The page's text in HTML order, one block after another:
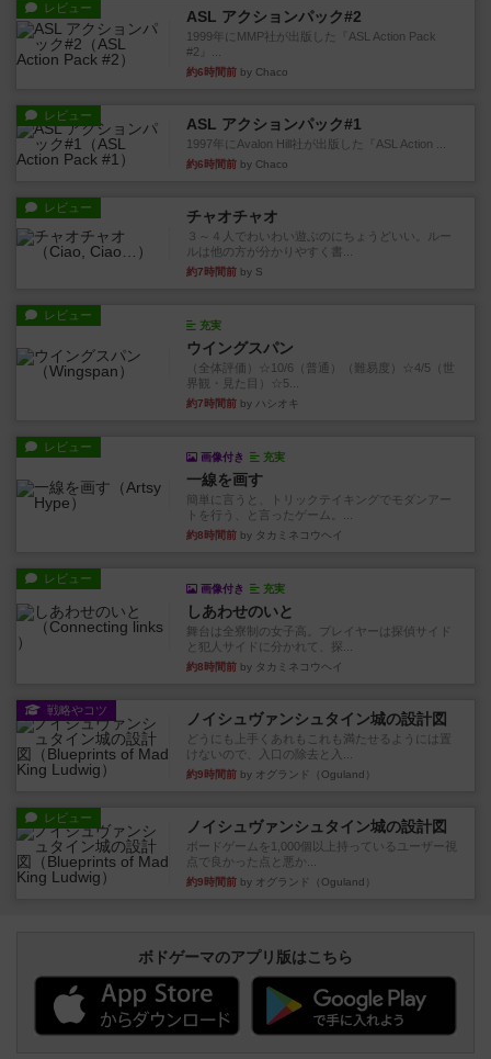
レビュー ASL アクションパック#2
1999年にMMP社が出版した『ASL Action Pack
#2』...
約6時間前 by Chaco
レビュー ASL アクションパック#1
1997年にAvalon Hill社が出版した『ASL Action ...
約6時間前 by Chaco
レビュー チャオチャオ
３～４人でわいわい遊ぶのにちょうどいい。ルー
ルは他の方が分かりやすく書...
約7時間前 by S
レビュー
充実
ウイングスパン
（全体評価）☆10/6（普通）（難易度）☆4/5（世
界観・見た目）☆5...
約7時間前 by ハシオキ
レビュー
画像付き 充実
一線を画す
簡単に言うと、トリックテイキングでモダンアー
トを行う、と言ったゲーム。...
約8時間前 by タカミネコウヘイ
レビュー
画像付き 充実
しあわせのいと
舞台は全寮制の女子高。プレイヤーは探偵サイド
と犯人サイドに分かれて、探...
約8時間前 by タカミネコウヘイ
戦略やコツ ノイシュヴァンシュタイン城の設計図
どうにも上手くあれもこれも満たせるようには置
けないので、入口の除去と入...
約9時間前 by オグランド（Oguland）
レビュー ノイシュヴァンシュタイン城の設計図
ボードゲームを1,000個以上持っているユーザー視
点で良かった点と悪か...
約9時間前 by オグランド（Oguland）
ボドゲーマのアプリ版はこちら